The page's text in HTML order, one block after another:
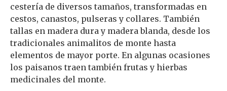
cestería de diversos tamaños, transformadas en
cestos, canastos, pulseras y collares. También
tallas en madera dura y madera blanda, desde los
tradicionales animalitos de monte hasta
elementos de mayor porte. En algunas ocasiones
los paisanos traen también frutas y hierbas
medicinales del monte.